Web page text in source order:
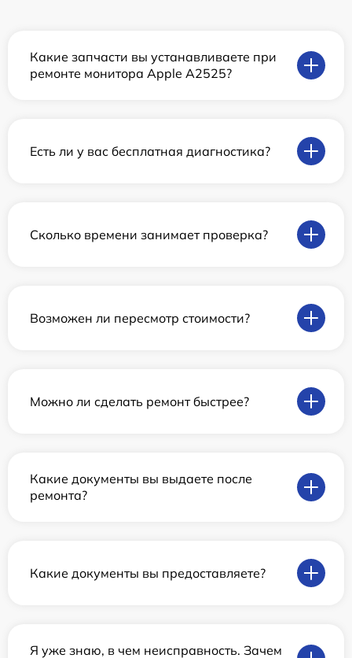
Какие запчасти вы устанавливаете при
ремонте монитора Apple А2525?
Есть ли у вас бесплатная диагностика?
Сколько времени занимает проверка?
Возможен ли пересмотр стоимости?
Можно ли сделать ремонт быстрее?
Какие документы вы выдаете после
ремонта?
Какие документы вы предоставляете?
Я уже знаю, в чем неисправность. Зачем